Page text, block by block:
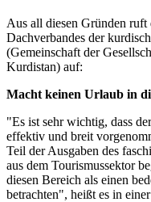
Aus all diesen Gründen
Dachverbandes der
(Gemeinschaft der
Kurdistan) auf:
Macht keinen Urlaub in
"Es ist sehr wichtig, dass
effektiv und breit
Teil der Ausgaben des
aus dem Tourismussektor
diesen Bereich als einen
betrachten", heißt es in